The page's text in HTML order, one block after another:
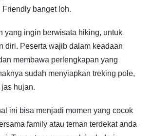
banget loh.
yang ingin berwisata hiking, untuk
diri. Peserta wajib dalam keadaan
membawa perlengkapan yang
sudah menyiapkan treking pole,
hujan.
ini bisa menjadi momen yang cocok
family atau teman terdekat anda